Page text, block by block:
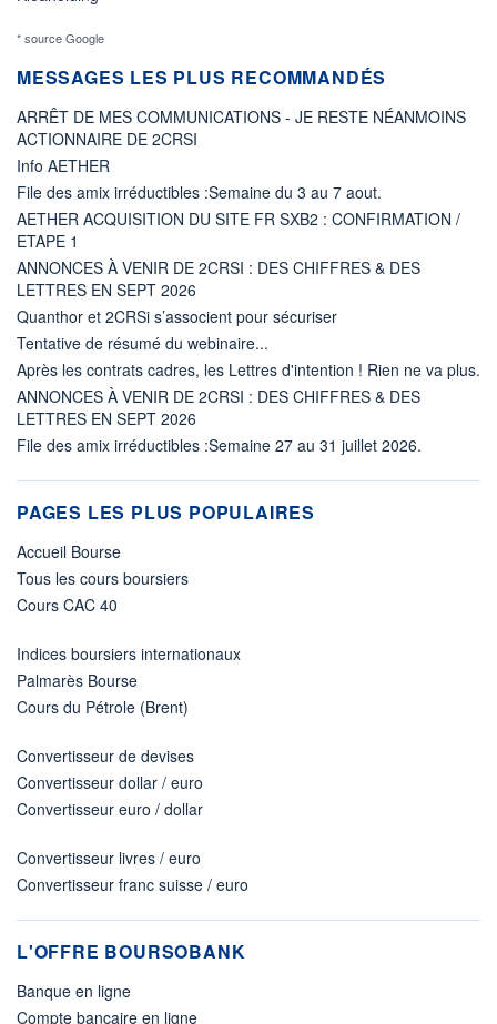
* source Google
MESSAGES LES PLUS RECOMMANDÉS
ARRÊT DE MES COMMUNICATIONS - JE RESTE NÉANMOINS
ACTIONNAIRE DE 2CRSI
Info AETHER
File des amix irréductibles :Semaine du 3 au 7 aout.
AETHER ACQUISITION DU SITE FR SXB2 : CONFIRMATION /
ETAPE 1
ANNONCES À VENIR DE 2CRSI : DES CHIFFRES & DES
LETTRES EN SEPT 2026
Quanthor et 2CRSi s’associent pour sécuriser
Tentative de résumé du webinaire...
Après les contrats cadres, les Lettres d'intention ! Rien ne va plus.
ANNONCES À VENIR DE 2CRSI : DES CHIFFRES & DES
LETTRES EN SEPT 2026
File des amix irréductibles :Semaine 27 au 31 juillet 2026.
PAGES LES PLUS POPULAIRES
Accueil Bourse
Tous les cours boursiers
Cours CAC 40
Indices boursiers internationaux
Palmarès Bourse
Cours du Pétrole (Brent)
Convertisseur de devises
Convertisseur dollar / euro
Convertisseur euro / dollar
Convertisseur livres / euro
Convertisseur franc suisse / euro
L'OFFRE BOURSOBANK
Banque en ligne
Compte bancaire en ligne